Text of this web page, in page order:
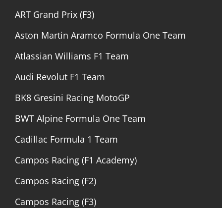
ART Grand Prix (F3)
Aston Martin Aramco Formula One Team
Atlassian Williams F1 Team
Audi Revolut F1 Team
BK8 Gresini Racing MotoGP
BWT Alpine Formula One Team
Cadillac Formula 1 Team
Campos Racing (F1 Academy)
Campos Racing (F2)
Campos Racing (F3)